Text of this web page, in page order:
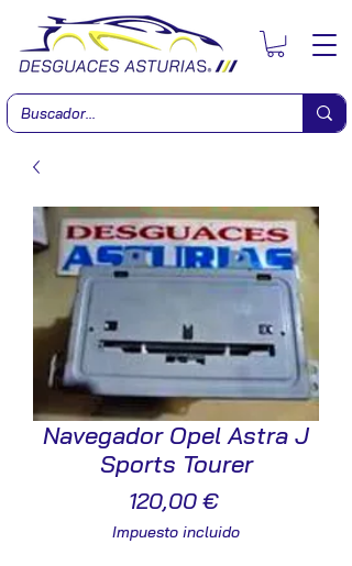
Navegador Opel Astra J
Sports Tourer
120,00 €Precio
Impuesto incluido